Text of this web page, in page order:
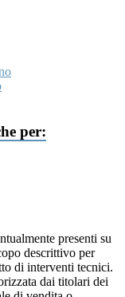
per:
presenti su
descrittivo per
di interventi tecnici.
dai titolari dei